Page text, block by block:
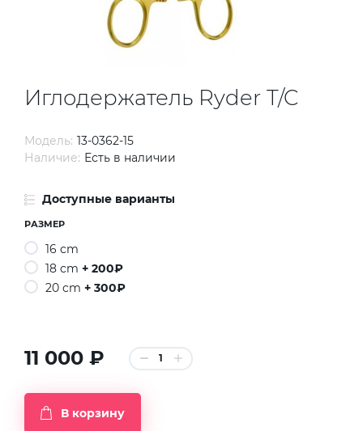
Иглодержатель Ryder T/C
Модель: 13-0362-15
Наличие: Есть в наличии
Доступные варианты
РАЗМЕР
16 cm
18 cm + 200₽
20 cm + 300₽
11 000 ₽ 1
В корзину